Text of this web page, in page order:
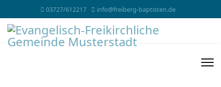
03727/612217 info@freiberg-baptisten.de